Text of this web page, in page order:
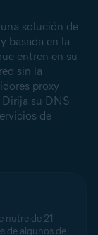
una solución de
basada en la
entren en su
sin la
proxy
su DNS
de
nutre de 21
de algunos de